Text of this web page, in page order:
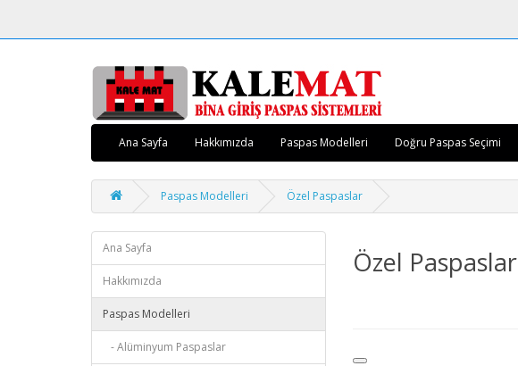
Ana Sayfa Hakkımızda Paspas Modelleri Doğru Paspas Seçimi
Paspas Modelleri Özel Paspaslar
Ana Sayfa
Hakkımızda
Paspas Modelleri
- Alüminyum Paspaslar
Özel Paspaslar